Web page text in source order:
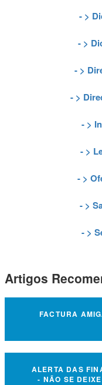
- >
- >
- >
- >
- >
- >
- >
- >
- >
Artigos
FACTURA
ALERTA DAS
- NÃO SE